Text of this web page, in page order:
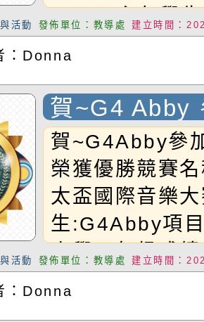
Selina主任學
項目與成績:寫
以上兩位得獎
活動 發佈單位：教導處 建立時間：
：Donna
賀~G4 Abby
比賽榮獲優勝
賀~G4Abby參
榮獲優勝競賽
太盃國際音樂
生:G4Abby項
小學四年級成
恭禧Abby同學!
活動 發佈單位：教導處 建立時間：
：Donna